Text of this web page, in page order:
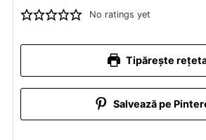
No ratings yet
Tipărește
Salvează pe